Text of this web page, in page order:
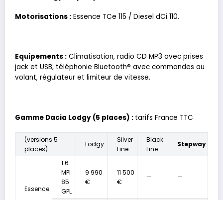
Motorisations : Essence TCe 115 / Diesel dCi 110.
Equipements : Climatisation, radio CD MP3 avec prises
jack et USB, téléphonie Bluetooth® avec commandes au
volant, régulateur et limiteur de vitesse.
Gamme Dacia Lodgy (5 places) : tarifs France TTC
(versions 5
places)
Lodgy
Silver
Line
Black
Line
Stepway
Essence
1.6
MPI
85
GPL
9 990
€
11 500
€
— —